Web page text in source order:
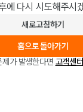
에 다시 시도해주시
새로고침하기
홈으로 돌아가기
가 발생한다면 고객센터